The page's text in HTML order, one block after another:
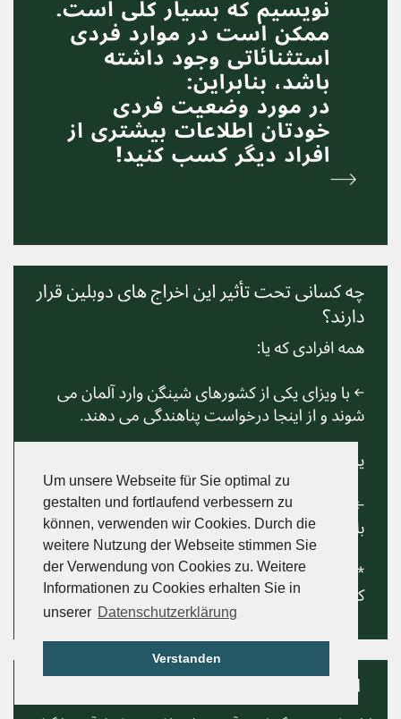
Um unsere Webseite für Sie optimal zu
gestalten und fortlaufend verbessern zu
können, verwenden wir Cookies. Durch die
weitere Nutzung der Webseite stimmen Sie
der Verwendung von Cookies zu. Weitere
Informationen zu Cookies erhalten Sie in
unserer Datenschutzerklärung
Verstanden